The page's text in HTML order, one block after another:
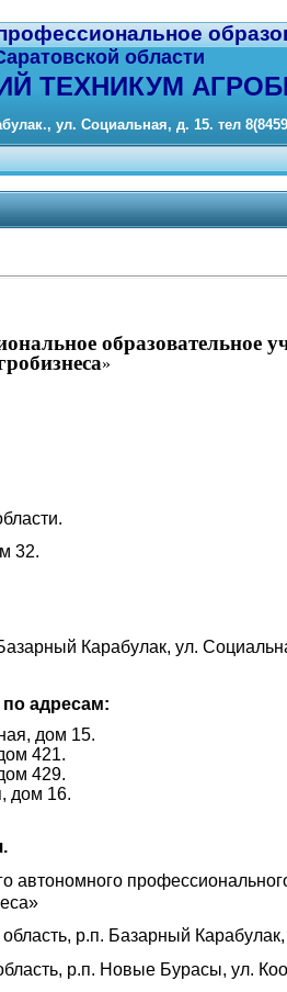
области
ТЕХНИКУМ
ул. Социальная, д. 15. тел
образовательное
»
32.
Карабулак, ул.
по адресам:
дом 15.
421.
429.
дом 16.
автономного
р.п. Базарный
р.п. Новые Бурасы, ул.